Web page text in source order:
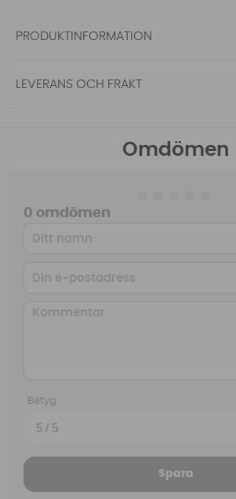
PRODUKTINFORMATION
LEVERANS OCH FRAKT
Omdömen
0 omdömen
Betyg
Spara